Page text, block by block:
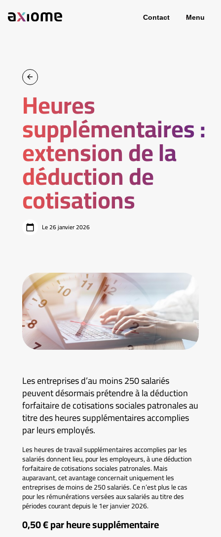
Contact Menu
Heures
supplémentaires :
extension de la
déduction de
cotisations
Le 26 janvier 2026
Les entreprises d’au moins 250 salariés
peuvent désormais prétendre à la déduction
forfaitaire de cotisations sociales patronales au
titre des heures supplémentaires accomplies
par leurs employés.
Les heures de travail supplémentaires accomplies par les
salariés donnent lieu, pour les employeurs, à une déduction
forfaitaire de cotisations sociales patronales. Mais
auparavant, cet avantage concernait uniquement les
entreprises de moins de 250 salariés. Ce n’est plus le cas
pour les rémunérations versées aux salariés au titre des
périodes courant depuis le 1er janvier 2026.
0,50 € par heure supplémentaire